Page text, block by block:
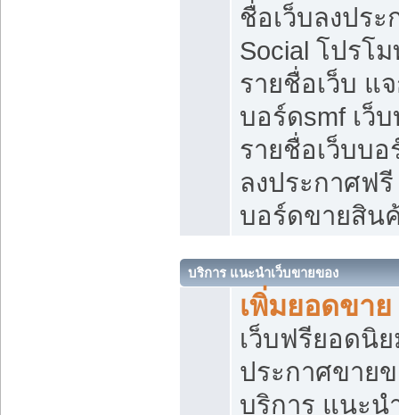
ชื่อเว็บลงปร
Social โปรโ
รายชื่อเว็บ แ
บอร์ดsmf เว็
รายชื่อเว็บบ
ลงประกาศฟรี
บอร์ดขายสิน
บริการ แนะนำเว็บขายของ
เพิ่มยอดขา
เว็บฟรียอดนิ
ประกาศขาย
บริการ แนะน